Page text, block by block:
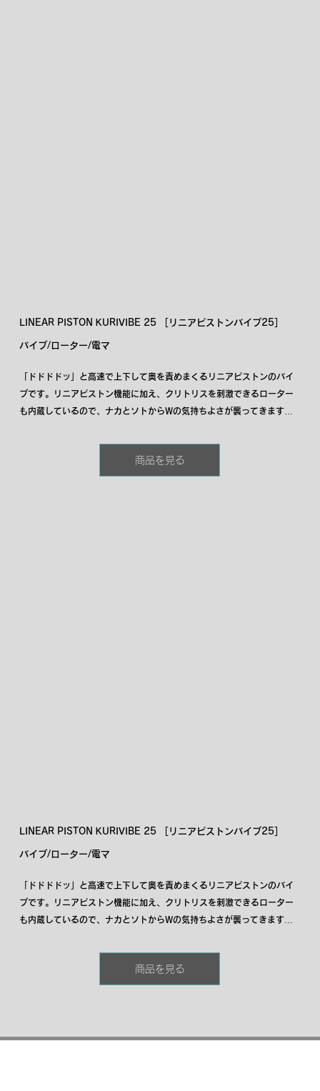
LINEAR PISTON KURIVIBE 25 ［リニアピストンバイブ25］
バイブ/ローター/電マ
「ドドドドッ」と高速で上下して奥を責めまくるリニアピストンのバイ
ブです。リニアピストン機能に加え、クリトリスを刺激できるローター
も内蔵しているので、ナカとソトからWの気持ちよさが襲ってきます。
商品を見る
LINEAR PISTON KURIVIBE 25 ［リニアピストンバイブ25］
バイブ/ローター/電マ
「ドドドドッ」と高速で上下して奥を責めまくるリニアピストンのバイ
ブです。リニアピストン機能に加え、クリトリスを刺激できるローター
も内蔵しているので、ナカとソトからWの気持ちよさが襲ってきます。
商品を見る